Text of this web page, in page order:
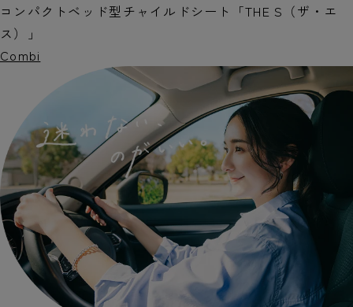
コンパクトベッド型チャイルドシート「THE S（ザ・エ
ス）」
Combi